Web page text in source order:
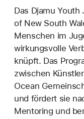
Das Djamu
of New South
Menschen im
wirkungsvolle
knüpft. Das
zwischen
Ocean
und fördert sie
Mentoring und